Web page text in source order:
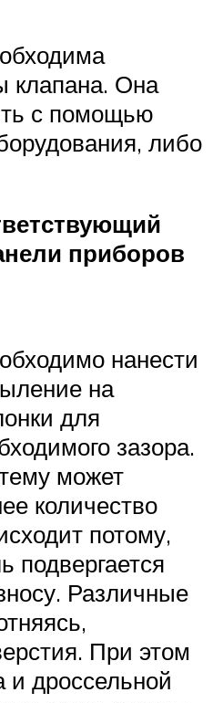
клапана. Она
с помощью
либо
приборов
нанести
на
для
зазора.
может
количество
потому,
подвергается
Различные
При этом
и дроссельной